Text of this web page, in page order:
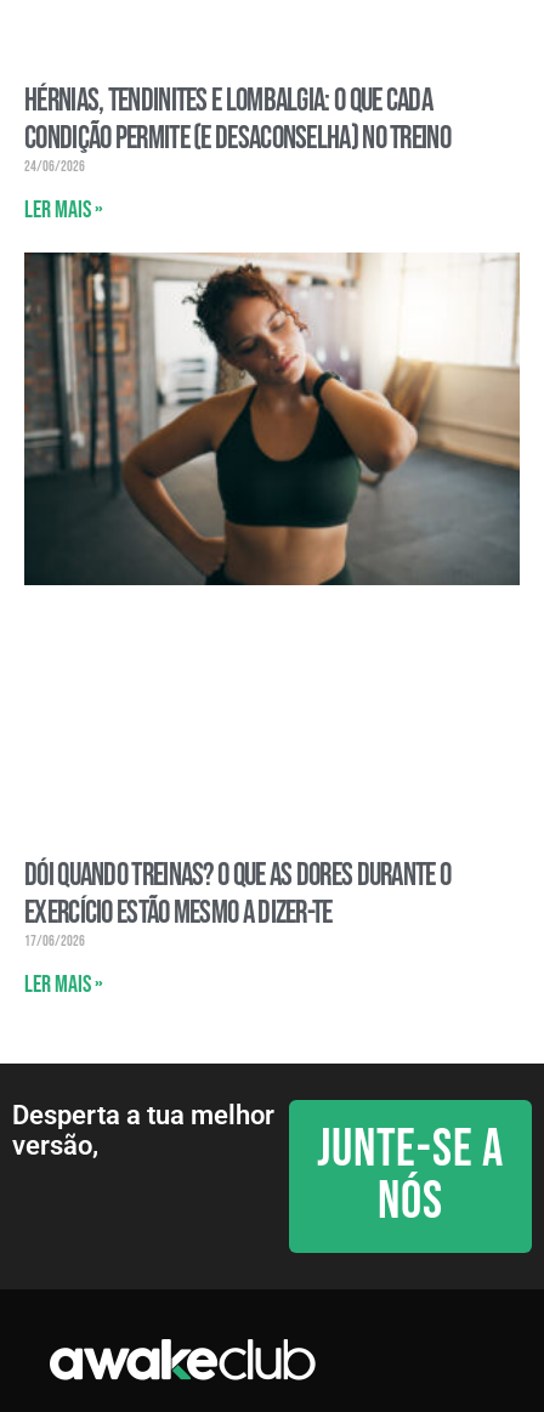
Hérnias, tendinites e lombalgia: o que cada
condição permite (e desaconselha) no treino
24/06/2026
Ler mais »
Dói quando treinas? O que as dores durante o
exercício estão mesmo a dizer-te
17/06/2026
Ler mais »
Desperta a tua melhor
versão,
JUNTE-SE A
NÓS